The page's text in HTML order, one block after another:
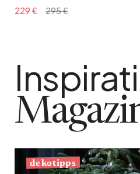
229 € 295 €
dekotipps